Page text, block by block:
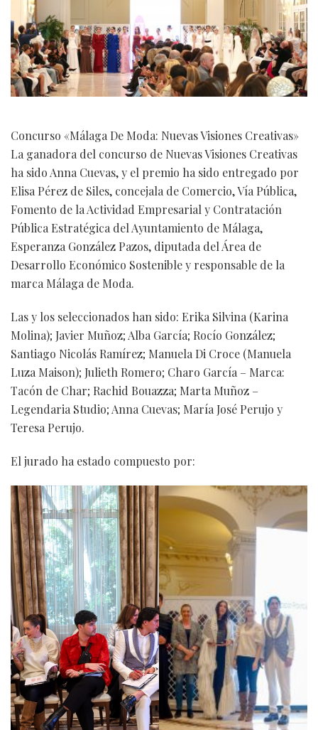
Concurso «Málaga De Moda: Nuevas Visiones Creativas»
La ganadora del concurso de Nuevas Visiones Creativas
ha sido Anna Cuevas, y el premio ha sido entregado por
Elisa Pérez de Siles, concejala de Comercio, Vía Pública,
Fomento de la Actividad Empresarial y Contratación
Pública Estratégica del Ayuntamiento de Málaga,
Esperanza González Pazos, diputada del Área de
Desarrollo Económico Sostenible y responsable de la
marca Málaga de Moda.
Las y los seleccionados han sido: Erika Silvina (Karina
Molina); Javier Muñoz; Alba García; Rocío González;
Santiago Nicolás Ramírez; Manuela Di Croce (Manuela
Luza Maison); Julieth Romero; Charo García – Marca:
Tacón de Char; Rachid Bouazza; Marta Muñoz –
Legendaria Studio; Anna Cuevas; María José Perujo y
Teresa Perujo.
El jurado ha estado compuesto por: